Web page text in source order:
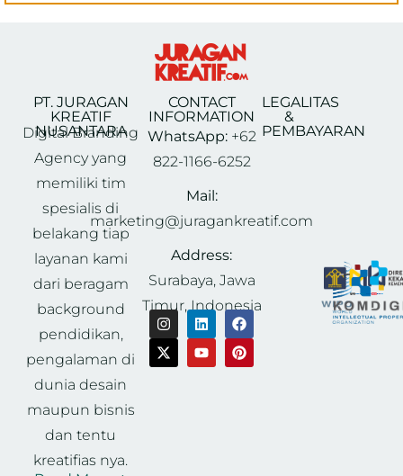
PT. JURAGAN
KREATIF
NUSANTARA
Digital Branding
Agency yang
memiliki tim
spesialis di
belakang tiap
layanan kami
dari beragam
background
pendidikan,
pengalaman di
dunia desain
maupun bisnis
dan tentu
kreatifias nya.
CONTACT
INFORMATION
WhatsApp:+62
822-1166-6252
Mail:
marketing@juragankreatif.com
Address:
Surabaya, Jawa
Timur, Indonesia
LEGALITAS
&
PEMBAYARAN